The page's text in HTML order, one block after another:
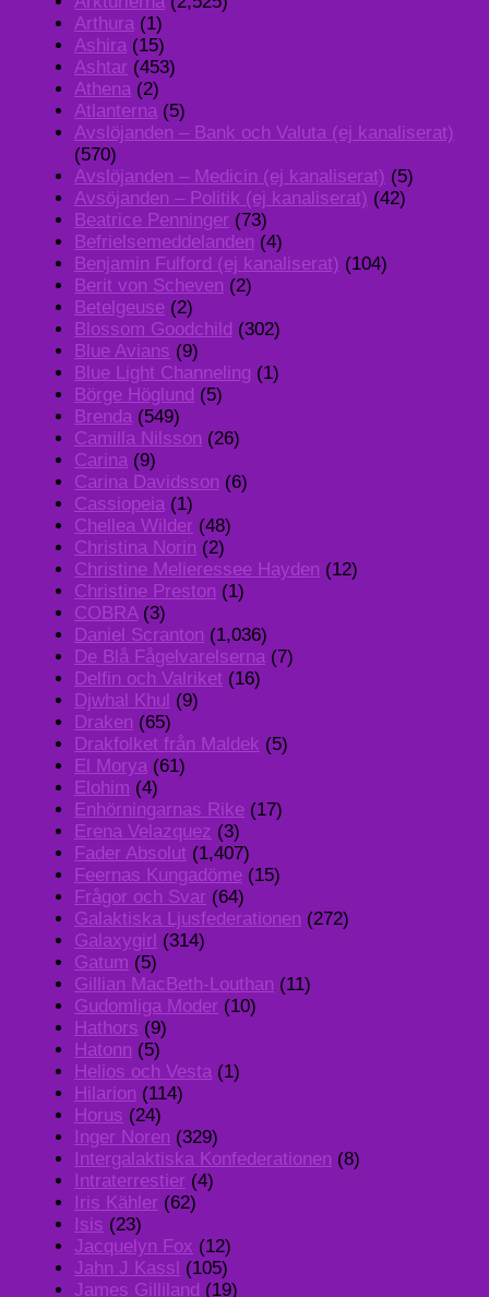
Arthura (1)
Ashira (15)
Ashtar (453)
Athena (2)
Atlanterna (5)
Avslöjanden – Bank och Valuta (ej kanaliserat)
(570)
Avslöjanden – Medicin (ej kanaliserat) (5)
Avsöjanden – Politik (ej kanaliserat) (42)
Beatrice Penninger (73)
Befrielsemeddelanden (4)
Benjamin Fulford (ej kanaliserat) (104)
Berit von Scheven (2)
Betelgeuse (2)
Blossom Goodchild (302)
Blue Avians (9)
Blue Light Channeling (1)
Börge Höglund (5)
Brenda (549)
Camilla Nilsson (26)
Carina (9)
Carina Davidsson (6)
Cassiopeia (1)
Chellea Wilder (48)
Christina Norin (2)
Christine Melieressee Hayden (12)
Christine Preston (1)
COBRA(3)
Daniel Scranton (1,036)
De Blå Fågelvarelserna (7)
Delfin och Valriket (16)
Djwhal Khul (9)
Draken (65)
Drakfolket från Maldek (5)
El Morya (61)
Elohim (4)
Enhörningarnas Rike (17)
Erena Velazquez (3)
Fader Absolut (1,407)
Feernas Kungadöme (15)
Frågor och Svar (64)
Galaktiska Ljusfederationen (272)
Galaxygirl (314)
Gatum (5)
Gillian MacBeth-Louthan (11)
Gudomliga Moder (10)
Hathors (9)
Hatonn (5)
Helios och Vesta (1)
Hilarion (114)
Horus (24)
Inger Noren (329)
Intergalaktiska Konfederationen (8)
Intraterrestier (4)
Iris Kähler (62)
Isis (23)
Jacquelyn Fox (12)
Jahn J Kassl (105)
James Gilliland (19)